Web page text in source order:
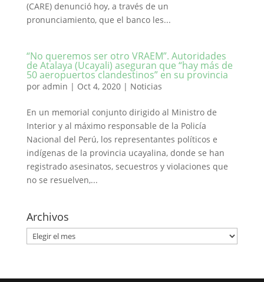
(CARE) denunció hoy, a través de un
pronunciamiento, que el banco les...
“No queremos ser otro VRAEM”. Autoridades
de Atalaya (Ucayali) aseguran que “hay más de
50 aeropuertos clandestinos” en su provincia
por admin | Oct 4, 2020| Noticias
En un memorial conjunto dirigido al Ministro de
Interior y al máximo responsable de la Policía
Nacional del Perú, los representantes políticos e
indígenas de la provincia ucayalina, donde se han
registrado asesinatos, secuestros y violaciones que
no se resuelven,...
Archivos
Archivos